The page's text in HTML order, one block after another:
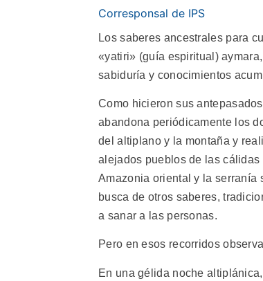
Corresponsal de IPS
Los saberes ancestrales para
«yatiri» (guía espiritual)
sabiduría y conocimientos
Como hicieron sus
abandona periódicamente los
del altiplano y la montaña y
alejados pueblos de las cálidas
Amazonia oriental y la serranía
busca de otros saberes,
a sanar a las personas.
Pero en esos recorridos
En una gélida noche